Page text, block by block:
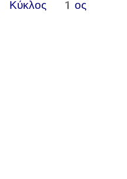
Κύκλος 1ος